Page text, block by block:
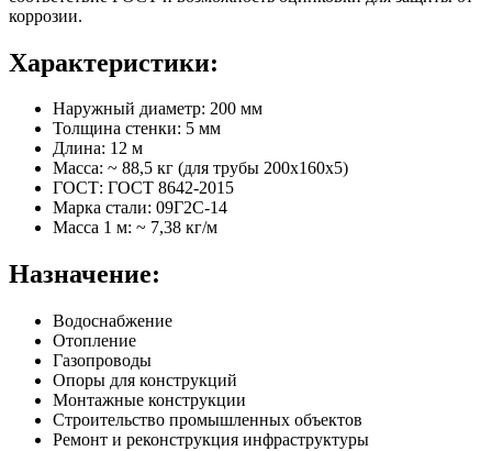
коррозии.
Характеристики:
Наружный диаметр: 200 мм
Толщина стенки: 5 мм
Длина: 12 м
Масса: ~ 88,5 кг (для трубы 200х160х5)
ГОСТ: ГОСТ 8642-2015
Марка стали: 09Г2С-14
Масса 1 м: ~ 7,38 кг/м
Назначение:
Водоснабжение
Отопление
Газопроводы
Опоры для конструкций
Монтажные конструкции
Строительство промышленных объектов
Ремонт и реконструкция инфраструктуры